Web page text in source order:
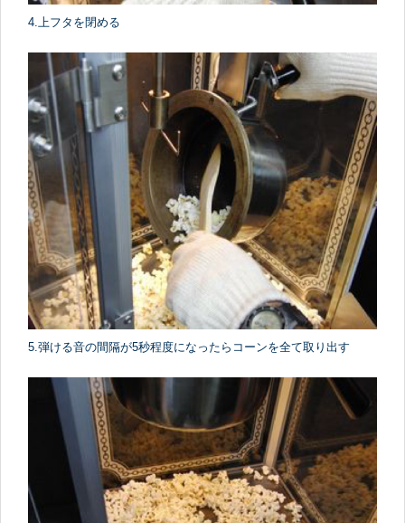
4.上フタを閉める
5.弾ける音の間隔が5秒程度になったらコーンを全て取り出す